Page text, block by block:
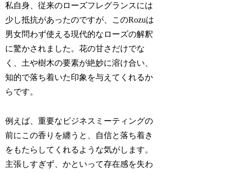
私自身、従来のローズフレグランスには
少し抵抗があったのですが、このRozuは
男女問わず使える現代的なローズの解釈
に驚かされました。花の甘さだけでな
く、土や樹木の要素が絶妙に溶け合い、
知的で落ち着いた印象を与えてくれるか
らです。
例えば、重要なビジネスミーティングの
前にこの香りを纏うと、自信と落ち着き
をもたらしてくれるような気がします。
主張しすぎず、かといって存在感を失わ